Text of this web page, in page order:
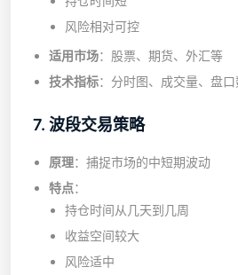
风险相对可控
适用市场：股票、期货、外汇等
技术指标：分时图、成交量、盘
7. 波段交易策略
原理：捕捉市场的中短期波动
特点：
持仓时间从几天到几周
收益空间较大
风险适中